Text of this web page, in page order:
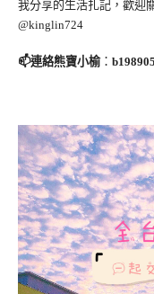
我分享的生活扎記，歡迎
@kinglin724
📫連絡熊寶小榆：